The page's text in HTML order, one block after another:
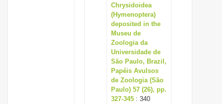
Chrysidoidea
(Hymenoptera)
deposited in the
Museu de
Zoologia da
Universidade de
São Paulo, Brazil,
Papéis Avulsos
de Zoologia (São
Paulo) 57 (26), pp.
327-345 : 340